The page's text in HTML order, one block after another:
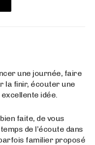
une journée, faire
la finir, écouter une
idée.
faite, de vous
de l’écoute dans
familier proposé